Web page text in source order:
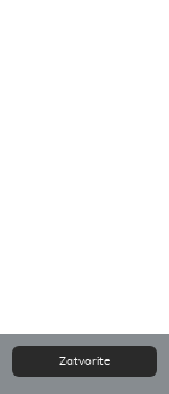
Zatvorite